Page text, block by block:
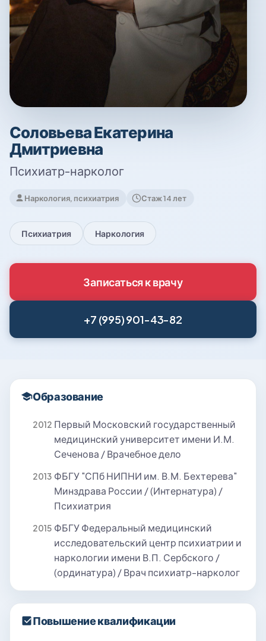
Соловьева Екатерина
Дмитриевна
Психиатр-нарколог
Наркология, психиатрия Стаж 14 лет
Психиатрия Наркология
Записаться к врачу
+7 (995) 901-43-82
Образование
2012 Первый Московский государственный
медицинский университет имени И.М.
Сеченова / Врачебное дело
2013 ФБГУ "СПб НИПНИ им. В.М. Бехтерева"
Минздрава России / (Интернатура) /
Психиатрия
2015 ФБГУ Федеральный медицинский
исследовательский центр психиатрии и
наркологии имени В.П. Сербского /
(ординатура) / Врач психиатр-нарколог
Повышение квалификации